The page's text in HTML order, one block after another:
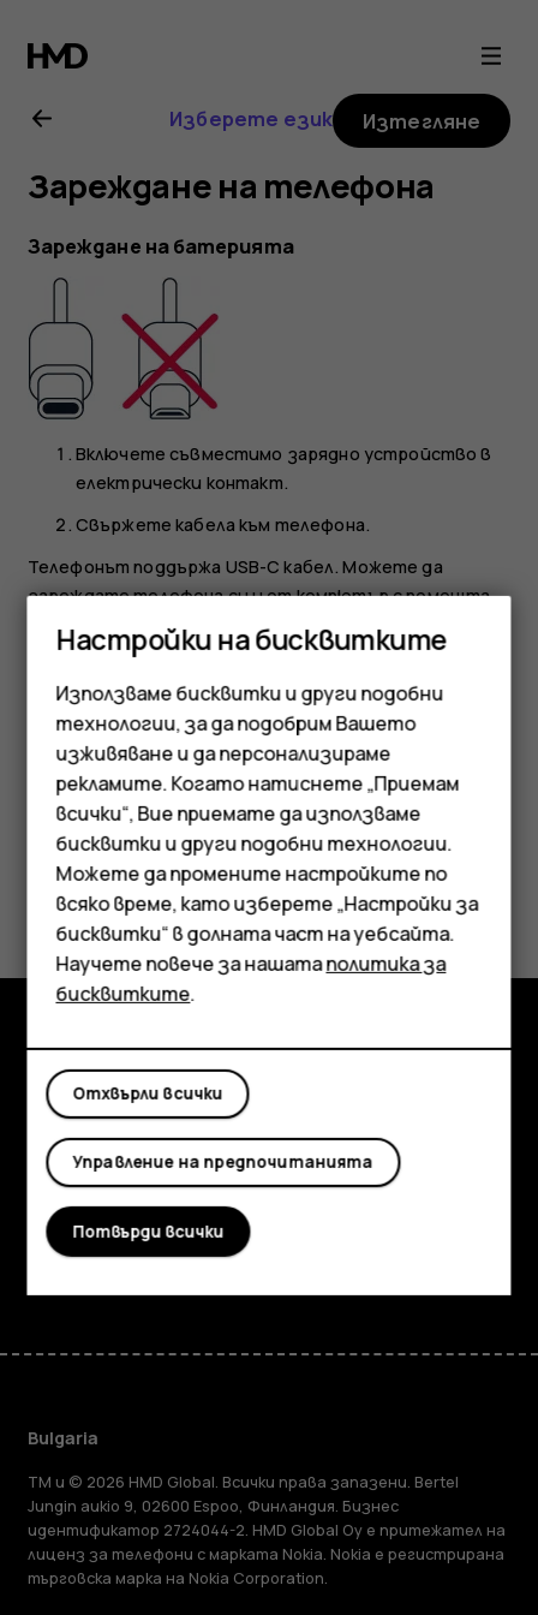
Ръководство
на
потребителя
за
Nokia
G21
Смартфони
Мобилни телефони
Аксесоари
Таблети
Изберете език Изтегляне
Зареждане на телефона
Зареждане на батерията
Включете съвместимо зарядно устройство в
електрически контакт.
Свържете кабела към телефона.
Телефонът поддържа USB-C кабел. Можете да
зареждате телефона си и от компютър с помощта
на USB кабел, но това може да отнеме повече време.
няколко минути, преди да се покаже индикаторът за
зареждане.
Полезен ли беше този отговор?
Да Не
Изследвайте
Информация
Planet and people
Поддръжка
FacebookInstagram
TiktokYoutube
Bulgaria
TM и © 2026 HMD Global. Всички права запазени. Bertel
Jungin aukio 9, 02600 Espoo, Финландия. Бизнес
идентификатор 2724044-2. HMD Global Oy е притежател на
лиценз за телефони с марката Nokia. Nokia е регистрирана
търговска марка на Nokia Corporation.
Настройки на бисквитките
Използваме бисквитки и други подобни
технологии, за да подобрим Вашето
изживяване и да персонализираме
рекламите. Когато натиснете „Приемам
всички“, Вие приемате да използваме
бисквитки и други подобни технологии.
Можете да промените настройките по
всяко време, като изберете „Настройки за
бисквитки“ в долната част на уебсайта.
Научете повече за нашатаполитика за
бисквитките.
Отхвърли всички
Управление на предпочитанията
Потвърди всички